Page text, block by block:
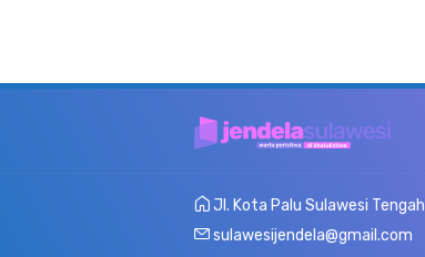
Jl. Kota Palu Sulawesi Tengah
sulawesijendela@gmail.com